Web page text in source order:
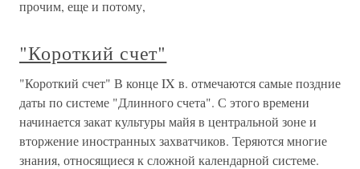
прочим, еще и потому,
"Короткий счет"
"Короткий счет" В конце IX в. отмечаются самые поздние
даты по системе "Длинного счета". С этого времени
начинается закат культуры майя в центральной зоне и
вторжение иностранных захватчиков. Теряются многие
знания, относящиеся к сложной календарной системе.